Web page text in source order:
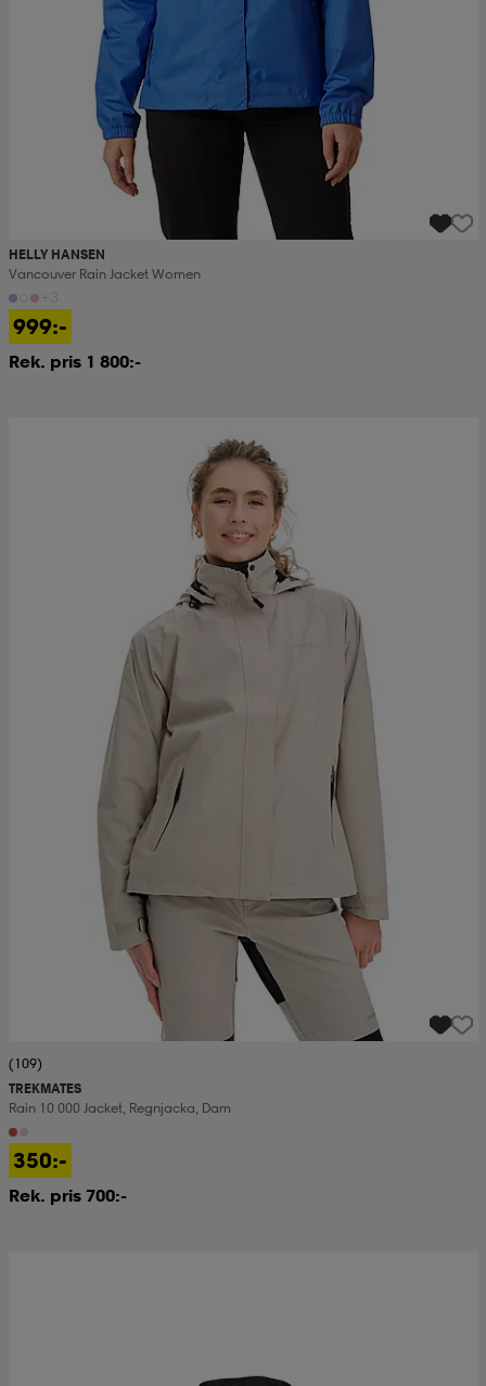
HELLY HANSEN
Vancouver Rain Jacket Women
999:-
Rek. pris 1 800:-
(109)
TREKMATES
Rain 10 000 Jacket, Regnjacka, Dam
350:-
Rek. pris 700:-